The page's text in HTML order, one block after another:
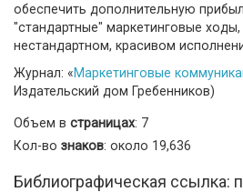
обеспечить дополнительную
"стандартные" маркетинговые
нестандартном, красивом
Журнал: «Маркетинговые
Издательский дом Гребенников)
Объем в страницах: 7
Кол-во знаков: около 19,636
Библиографическая ссылка: